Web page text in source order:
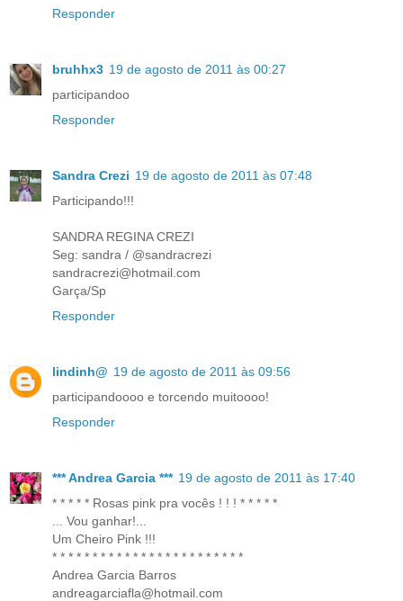
Responder
bruhhx3 19 de agosto de 2011 às 00:27
participandoo
Responder
Sandra Crezi 19 de agosto de 2011 às 07:48
Participando!!!
SANDRA REGINA CREZI
Seg: sandra / @sandracrezi
sandracrezi@hotmail.com
Garça/Sp
Responder
lindinh@ 19 de agosto de 2011 às 09:56
participandoooo e torcendo muitoooo!
Responder
*** Andrea Garcia *** 19 de agosto de 2011 às 17:40
* * * * * Rosas pink pra vocês ! ! ! * * * * *
... Vou ganhar!...
Um Cheiro Pink !!!
* * * * * * * * * * * * * * * * * * * * * * * *
Andrea Garcia Barros
andreagarciafla@hotmail.com